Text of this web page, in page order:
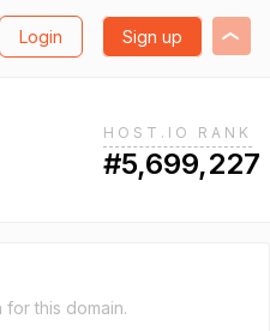
Login Sign up
HOST.IO RANK
#5,699,227
this domain.